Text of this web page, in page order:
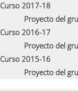
Curso 2017-18
Proyecto del
Curso 2016-17
Proyecto del
Curso 2015-16
Proyecto del